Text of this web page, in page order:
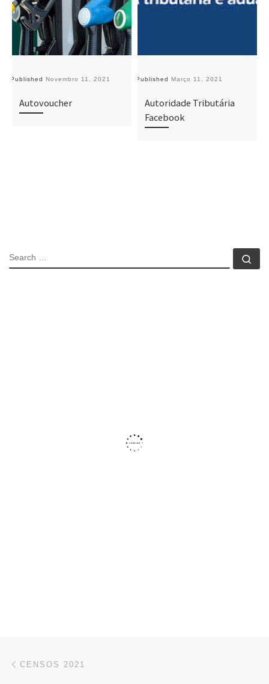
Published Novembro 11, 2021
Autovoucher
Published Março 11, 2021
Autoridade Tributária
Facebook
SEARCH
Post navigation
CENSOS 2021